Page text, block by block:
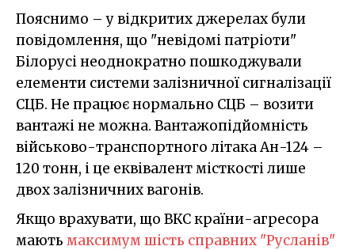
Пояснимо – у відкритих джерелах були
повідомлення, що "невідомі патріоти"
Білорусі неоднократно пошкоджували
елементи системи залізничної сигналізації
СЦБ. Не працює нормально СЦБ – возити
вантажі не можна. Вантажопідйомність
військово-транспортного літака Ан-124 –
120 тонн, і це еквівалент місткості лише
двох залізничних вагонів.
Якщо врахувати, що ВКС країни-агресора
мають максимум шість справних "Русланів"